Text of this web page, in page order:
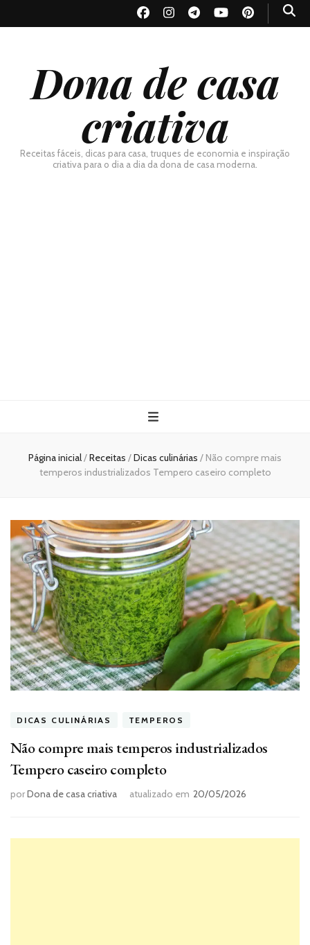
Dona de casa
criativa
Receitas fáceis, dicas para casa, truques de economia e inspiração
criativa para o dia a dia da dona de casa moderna.
Página inicial/Receitas /Dicas culinárias / Não compre mais
temperos industrializados Tempero caseiro completo
DICAS CULINÁRIAS TEMPEROS
Não compre mais temperos industrializados
Tempero caseiro completo
porDona de casa criativa atualizado em 20/05/2026